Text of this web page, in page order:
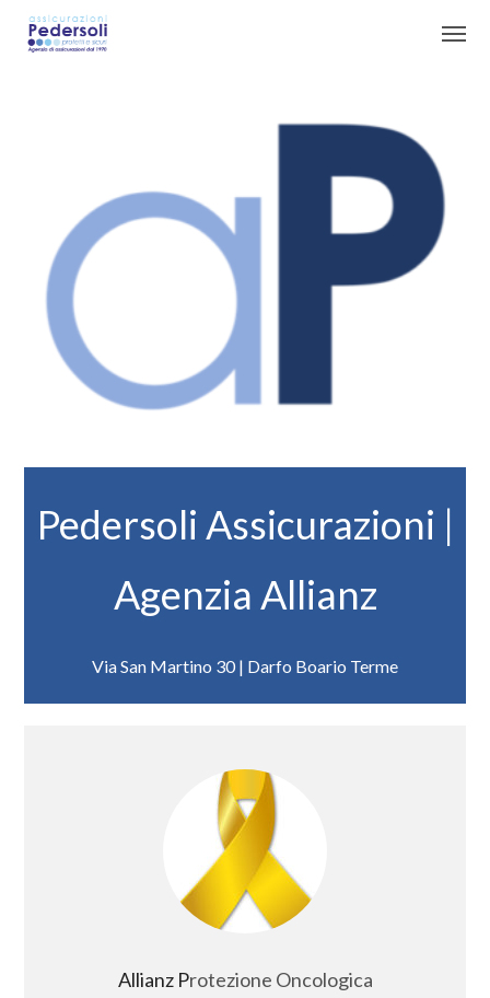
Pedersoli Assicurazioni |
Agenzia Allianz
Via San Martino 30 | Darfo Boario Terme
Allianz Protezione Oncologica